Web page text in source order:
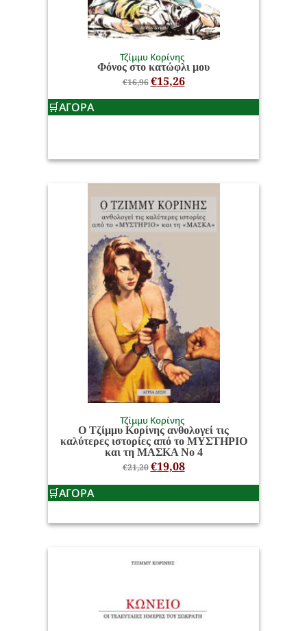
Τζίμμυ Κορίνης
Φόνος στο κατώφλι μου
€16,96 €15,26
ΑΓΟΡΑ
Τζίμμυ Κορίνης
Ο Τζίμμυ Κορίνης ανθολογεί τις
καλύτερες ιστορίες από το ΜΥΣΤΗΡΙΟ
και τη ΜΑΣΚΑ Νο 4
€21,20 €19,08
ΑΓΟΡΑ